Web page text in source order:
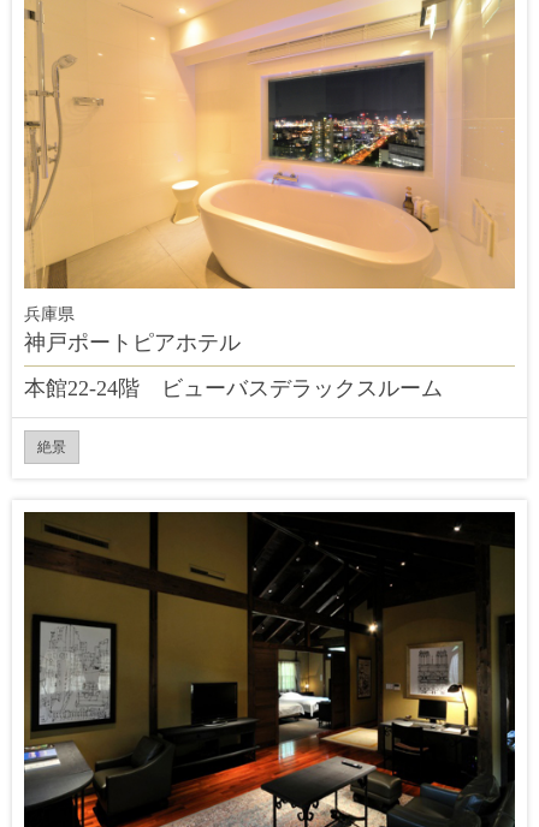
兵庫県
神戸ポートピアホテル
本館22-24階 ビューバスデラックスルーム
絶景